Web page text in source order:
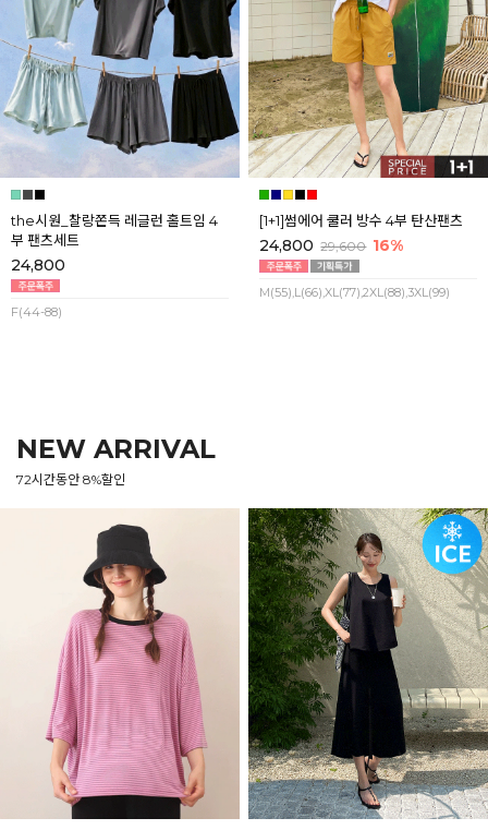
the시원_찰랑쫀득 레글런 홀트임 4
부 팬츠세트
24,800
F(44-88)
[1+1]썸에어 쿨러 방수 4부 탄산팬츠
24,800 29,600 16%
M(55),L(66),XL(77),2XL(88),3XL(99)
NEW ARRIVAL
72시간동안 8%할인